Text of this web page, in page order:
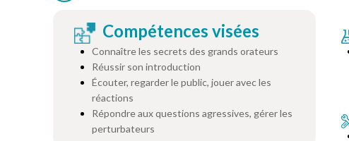
Compétences visées
Connaître les secrets des grands orateurs
Réussir son introduction
Écouter, regarder le public, jouer avec les
réactions
Répondre aux questions agressives, gérer les
perturbateurs